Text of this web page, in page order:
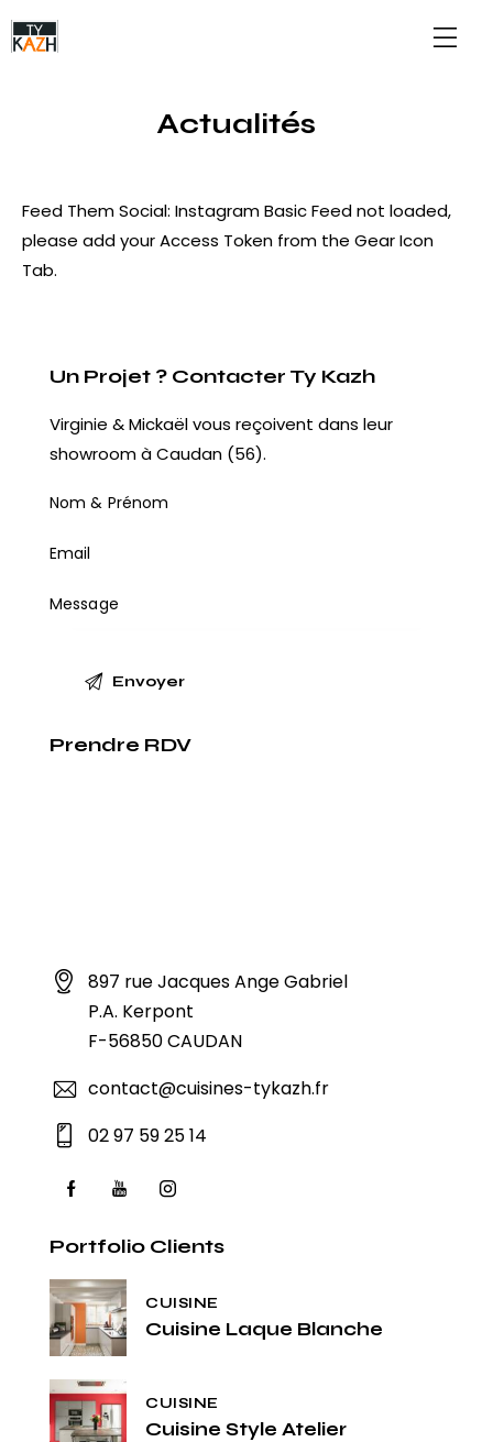
Actualités
Feed Them Social: Instagram Basic Feed not loaded,
please add your Access Token from the Gear Icon
Tab.
Un Projet ? Contacter Ty Kazh
Virginie & Mickaël vous reçoivent dans leur
showroom à Caudan (56).
Prendre RDV
897 rue Jacques Ange Gabriel
P.A. Kerpont
F-56850 CAUDAN
contact@cuisines-tykazh.fr
02 97 59 25 14
Portfolio Clients
CUISINE
Cuisine Laque Blanche
CUISINE
Cuisine Style Atelier